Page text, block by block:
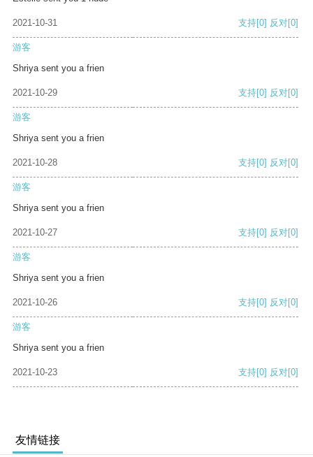
2021-10-31 支持[0] 反对[0]
游客
Shriya sent you a frien
2021-10-29 支持[0] 反对[0]
游客
Shriya sent you a frien
2021-10-28 支持[0] 反对[0]
游客
Shriya sent you a frien
2021-10-27 支持[0] 反对[0]
游客
Shriya sent you a frien
2021-10-26 支持[0] 反对[0]
游客
Shriya sent you a frien
2021-10-23 支持[0] 反对[0]
友情链接